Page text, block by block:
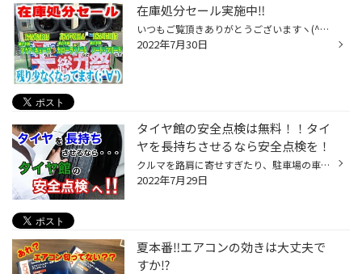
在庫処分セール実施中‼️
いつもご覧頂きありがとうございますヽ(^o^) タイヤ館北見です♪ 只今、在庫処分セール実施中‼️ 現在在庫処分品の残り数量が少なくなってきてます。 一部在庫のご案内⤵︎⤵︎⤵︎ 写真以外にも他商品、サイズもございますので お気軽にお問い合わせください(*´∀｀*) 数量限定となりますのでお早めにお買い...
2022年7月30日
タイヤ館の安全点検は無料！！タイ
ヤを長持ちさせるなら安全点検を！
クルマを路肩に寄せすぎたり、駐車場の車止めにぶつけたりして、お気に入りのホイールを傷つけてしまったという経験は、多くの方がお持ちなのではないでしょうか。 とっても残念な気持ちになりますが、そんなときタイヤも気にかけていらっしゃいますか？ また、タイヤの“見える側”にはワックスをき...
2022年7月29日
夏本番‼️エアコンの効きは大丈夫で
すか⁉️